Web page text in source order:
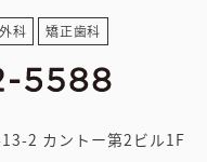
科 矯正歯科
2 カントー第2ビル1F